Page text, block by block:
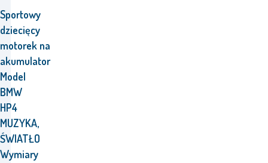
Sportowy
dziecięcy
motorek na
akumulator
Model
BMW
HP4
MUZYKA,
ŚWIATŁO
Wymiary